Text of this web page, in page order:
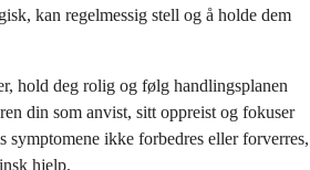
kan regelmessig stell og å holde dem
hold deg rolig og følg handlingsplanen
din som anvist, sitt oppreist og fokuser
symptomene ikke forbedres eller forverres,
hjelp.